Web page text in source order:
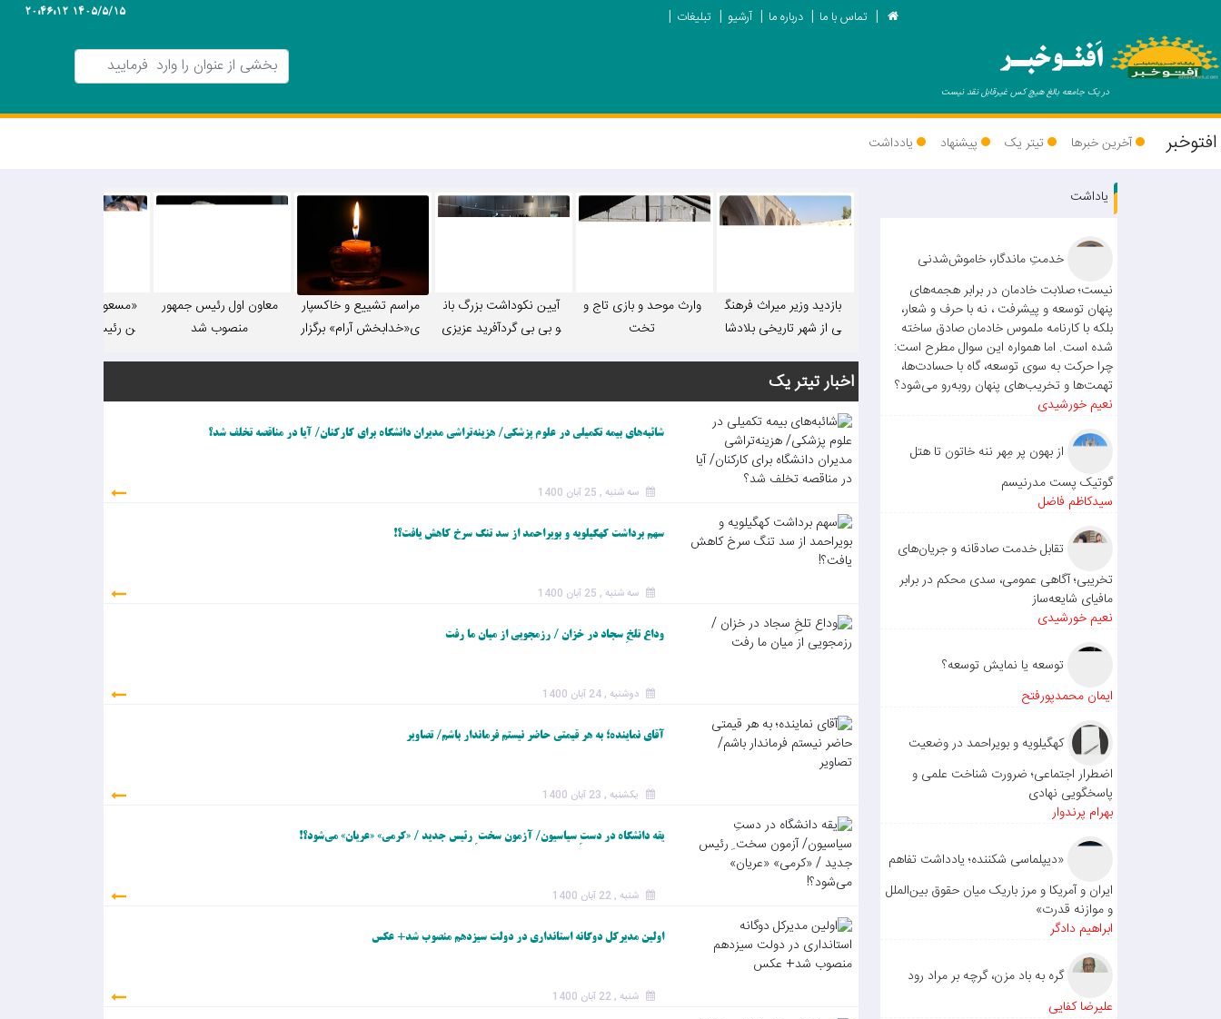
تماس با ما درباره ما آرشیو تبلیغات 1405/5/15 20:46:12
اَفتـوخبـر
در یک جامعه بالغ هیچ کس غیرقابل نقد نیست
افتوخبر آخرین خبرها تیتر یک پیشنهاد یادداشت
یاداشت
خدمتِ ماندگار، خاموش‌شدنی
نیست؛ صلابت خادمان در برابر هجمه‌های
پنهان توسعه و پیشرفت ، نه با حرف و شعار،
بلکه با کارنامه ملموس خادمان صادق ساخته
شده است. اما همواره این سوال مطرح است:
چرا حرکت به سوی توسعه، گاه با حسادت‌ها،
تهمت‌ها و تخریب‌های پنهان روبه‌رو می‌شود؟
نعیم خورشیدی
از بهون پر مِهر ننه خاتون تا هتل
گوتیک پست مدرنیسم
سیدکاظم فاضل
تقابل خدمت صادقانه و جریان‌های
تخریبی؛ آگاهی عمومی، سدی محکم در برابر
مافیای شایعه‌ساز
نعیم خورشیدی
توسعه یا نمایش توسعه؟
ایمان محمدپورفتح
کهگیلویه و بویراحمد در وضعیت
اضطرار اجتماعی؛ ضرورت شناخت علمی و
پاسخگویی نهادی
بهرام پرندوار
«دیپلماسی شکننده؛ یادداشت تفاهم
ایران و آمریکا و مرز باریک میان حقوق بین‌الملل
و موازنه قدرت»
ابراهیم دادگر
گره به باد مزن، گرچه بر مراد رود
علیرضا کفایی
بازدید وزیر میراث فرهنگ
ی از شهر تاریخی بلادشا
وارث موحد و بازی تاج و
تخت
آیین نکوداشت بزرگ بان
و بی بی گردآفرید عزیزی
مراسم تشییع و خاکسپار
ی«خدابخش آرام» برگزار
معاون اول رئیس جمهور
منصوب شد
«مسعود پزشکیان» نهمی
ن رئیس‌جمهور ایران ش
اخبار تیتر یک
شائبه‌های بیمه‌ تکمیلی در علوم پزشکی/ هزینه‌تراشی مدیران دانشگاه برای کارکنان/ آیا در مناقصه تخلف شد؟
سه شنبه , 25 آبان 1400
سهم برداشت کهگیلویه و بویراحمد از سد تنگ سرخ کاهش یافت؟!
سه شنبه , 25 آبان 1400
وداع تلخِ سجاد در خزان / رزمجویی از میان ما رفت
دوشنبه , 24 آبان 1400
آقای نماینده؛ به هر قیمتی حاضر نیستم فرماندار باشم/ تصاویر
یکشنبه , 23 آبان 1400
یقه دانشگاه در دستِ سیاسیون/ آزمون سخت ِ رئیس جدید / «کرمی» «عریان» می‌شود؟!
شنبه , 22 آبان 1400
اولین مدیرکل دوگانه استانداری در دولت سیزدهم منصوب شد+ عکس
شنبه , 22 آبان 1400